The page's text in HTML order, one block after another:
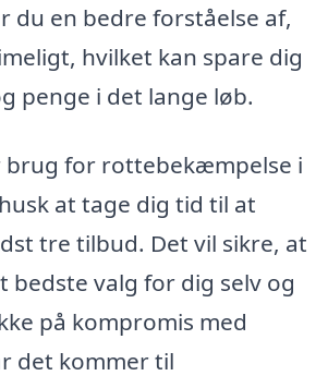
du en bedre forståelse af,
hvilket kan spare dig
penge i det lange løb.
brug for rottebekæmpelse i
at tage dig tid til at
tre tilbud. Det vil sikre, at
valg for dig selv og
på kompromis med
det kommer til